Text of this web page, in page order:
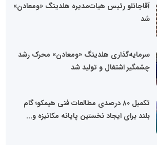
آقاجانلو رئیس هیات‌مدیره هلدینگ «ومعادن»
شد
سرمایه‌گذاری هلدینگ «ومعادن» محرک رشد
چشمگیر اشتغال و تولید شد
تکمیل ۸۰ درصدی مطالعات فنی هیمکو؛ گام
بلند برای ایجاد نخستین پایانه مکانیزه و...